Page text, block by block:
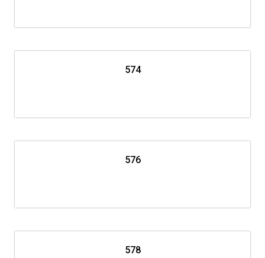
574
576
578